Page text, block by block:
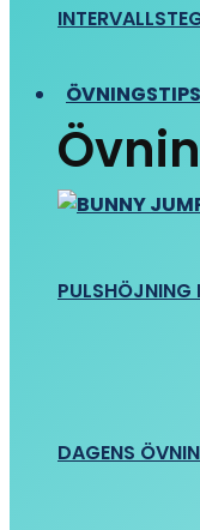
ÖVNINGSTIPS
PULSHÖJNING
DAGENS